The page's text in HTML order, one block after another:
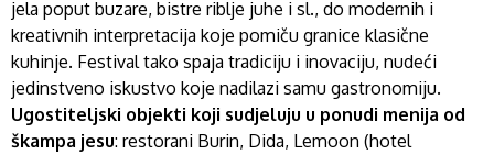
jela poput buzare, bistre riblje juhe i sl., do modernih i
kreativnih interpretacija koje pomiču granice klasične
kuhinje. Festival tako spaja tradiciju i inovaciju, nudeći
jedinstveno iskustvo koje nadilazi samu gastronomiju.
Ugostiteljski objekti koji sudjeluju u ponudi menija od
škampa jesu: restorani Burin, Dida, Lemoon (hotel